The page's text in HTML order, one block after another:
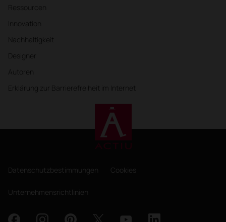
Ressourcen
Innovation
Nachhaltigkeit
Designer
Autoren
Erklärung zur Barrierefreiheit im Internet
Datenschutzbestimmungen Cookies
Unternehmensrichtlinien